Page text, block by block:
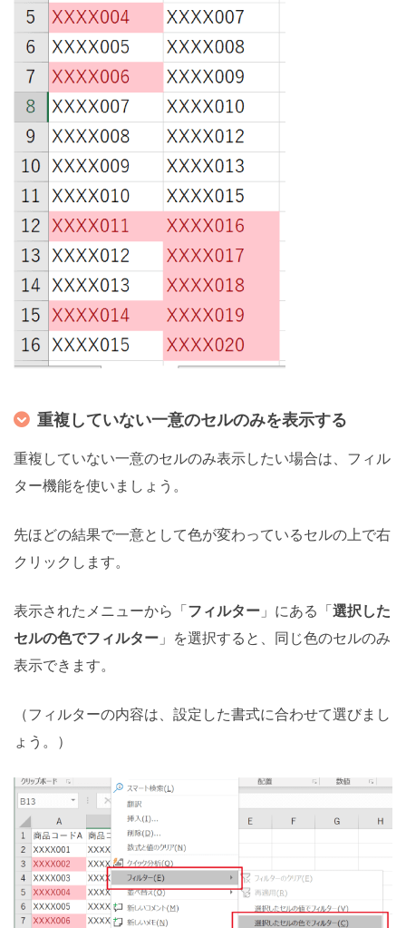
重複していない一意のセルのみを表示する
重複していない一意のセルのみ表示したい場合は、フィル
ター機能を使いましょう。
先ほどの結果で一意として色が変わっているセルの上で右
クリックします。
表示されたメニューから「 フィルター 」にある「 選択した
セルの色でフィルター 」を選択すると、同じ色のセルのみ
表示できます。
（フィルターの内容は、設定した書式に合わせて選びまし
ょう。）